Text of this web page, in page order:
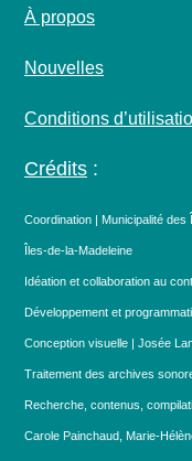
À propos
Nouvelles
Conditions
Crédits :
Coordination | Municipalité
Îles-de-la-Madeleine
Idéation et collaboration au
Développement et
Conception visuelle | Josée
Traitement des archives
Recherche, contenus,
Carole Painchaud, Marie-